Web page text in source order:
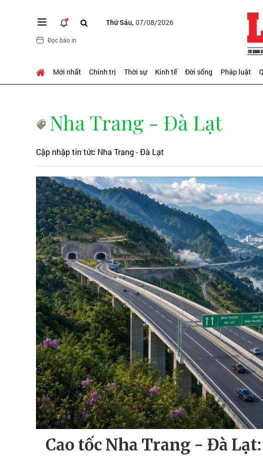
Thứ Sáu, 07/08/2026
Đọc báo in
Mới nhất Chính trị Thời sự Kinh tế Đời sống Pháp luật
Nha Trang - Đà Lạt
Cập nhập tin tức Nha Trang - Đà Lạt
Cao tốc Nha Trang - Đà